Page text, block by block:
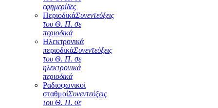
εφημερίδες
ΠεριοδικάΣυνεντεύξεις
του Θ. Π. σε
περιοδικά
Ηλεκτρονικά
περιοδικάΣυνεντεύξεις
του Θ. Π. σε
ηλεκτρονικά
περιοδικά
Ραδιοφωνικοί
σταθμοίΣυνεντεύξεις
του Θ. Π. σε